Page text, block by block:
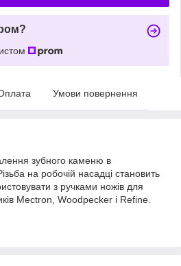
Умови повернення
зубного каменю в
на робочій насадці становить
з ручками ножів для
Mectron, Woodpecker і Refine.